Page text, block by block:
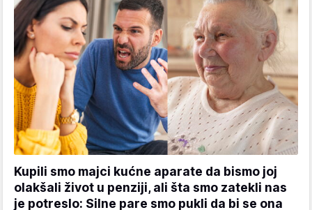
Kupili smo majci kućne aparate da bismo joj
olakšali život u penziji, ali šta smo zatekli nas
je potreslo: Silne pare smo pukli da bi se ona